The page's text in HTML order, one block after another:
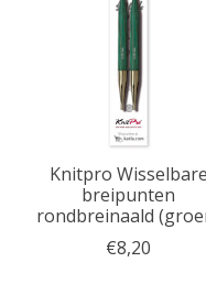
Knitpro Wisselbare
breipunten
rondbreinaald
€8,20